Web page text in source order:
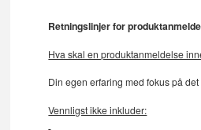
Retningslinjer for
Hva skal en produktanmeldelse
Din egen erfaring med fokus på
Vennligst ikke inkluder: